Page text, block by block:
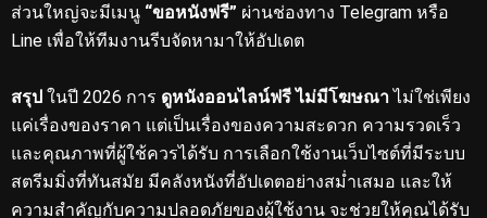
ส่วนใหญ่จะมีเมนู “ขอหนังฟรี” ผ่านช่องทาง Telegram หรือ
Line เพื่อให้ทีมงานรีบจัดหามาให้อัปเดต
สรุป ในปี 2026 การ ดูหนังออนไลน์ฟรี ไม่มีโฆษณาไม่ใช่เพียง
แค่เรื่องของราคา แต่เป็นเรื่องของความสะดวก ความรวดเร็ว
และคุณภาพที่ผู้ใช้ควรได้รับ การเลือกใช้งานเว็บไซต์ที่มีระบบ
สตรีมมิ่งที่ทันสมัย มีคลังหนังที่อัปเดตอย่างสม่ำเสมอ และให้
ความสำคัญกับความปลอดภัยของผู้ใช้งาน จะช่วยให้คุณได้รับ